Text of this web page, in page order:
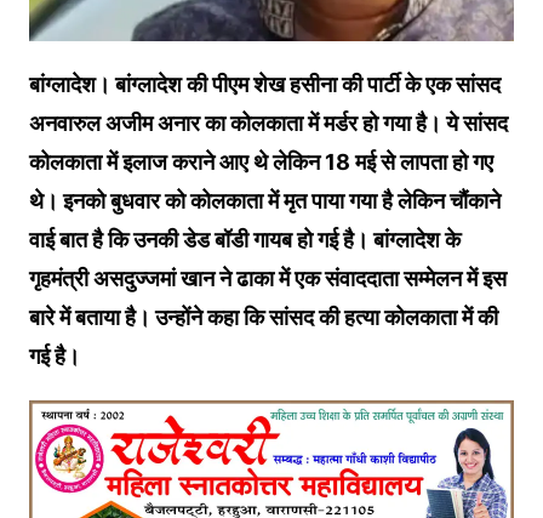
बांग्लादेश। बांग्लादेश की पीएम शेख हसीना की पार्टी के एक सांसद
अनवारुल अजीम अनार का कोलकाता में मर्डर हो गया है। ये सांसद
कोलकाता में इलाज कराने आए थे लेकिन 18 मई से लापता हो गए
थे। इनको बुधवार को कोलकाता में मृत पाया गया है लेकिन चौंकाने
वाई बात है कि उनकी डेड बॉडी गायब हो गई है। बांग्लादेश के
गृहमंत्री असदुज्जमां खान ने ढाका में एक संवाददाता सम्मेलन में इस
बारे में बताया है। उन्होंने कहा कि सांसद की हत्या कोलकाता में की
गई है।